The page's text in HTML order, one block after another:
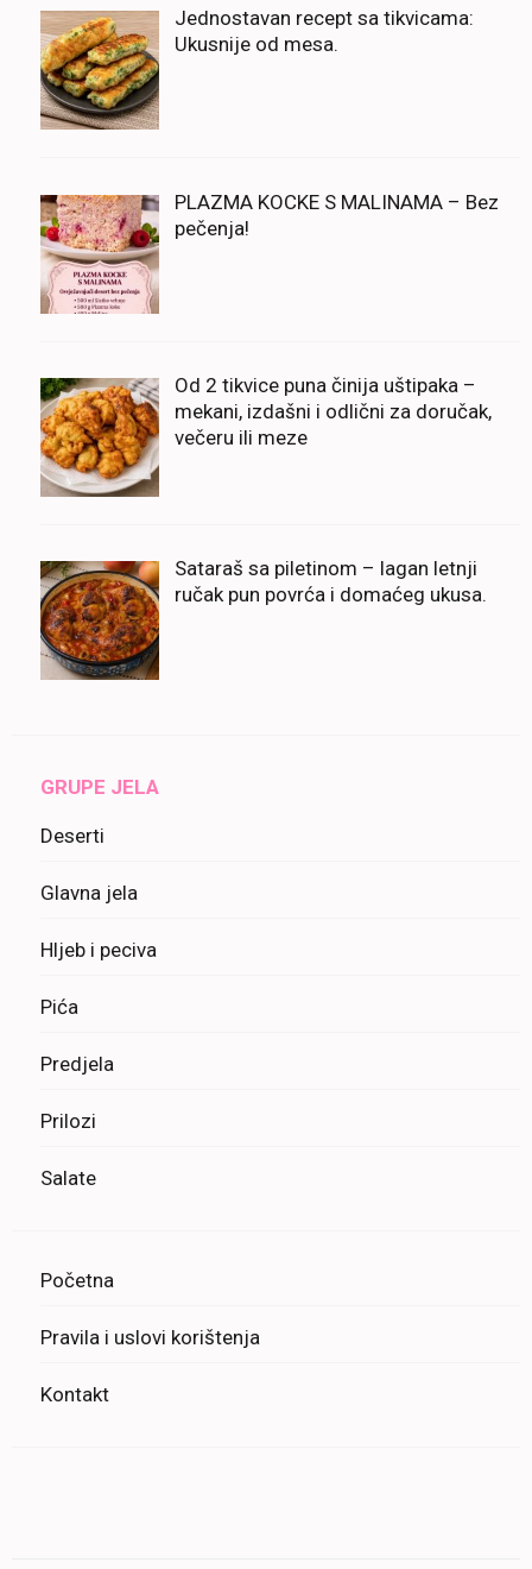
Jednostavan recept sa tikvicama:
Ukusnije od mesa.
PLAZMA KOCKE S MALINAMA – Bez
pečenja!
Od 2 tikvice puna činija uštipaka –
mekani, izdašni i odlični za doručak,
večeru ili meze
Sataraš sa piletinom – lagan letnji
ručak pun povrća i domaćeg ukusa.
GRUPE JELA
Deserti
Glavna jela
Hljeb i peciva
Pića
Predjela
Prilozi
Salate
Početna
Pravila i uslovi korištenja
Kontakt